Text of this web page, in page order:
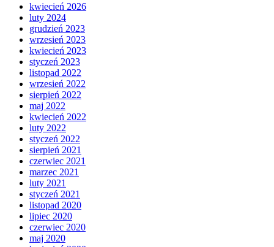
kwiecień 2026
luty 2024
grudzień 2023
wrzesień 2023
kwiecień 2023
styczeń 2023
listopad 2022
wrzesień 2022
sierpień 2022
maj 2022
kwiecień 2022
luty 2022
styczeń 2022
sierpień 2021
czerwiec 2021
marzec 2021
luty 2021
styczeń 2021
listopad 2020
lipiec 2020
czerwiec 2020
maj 2020